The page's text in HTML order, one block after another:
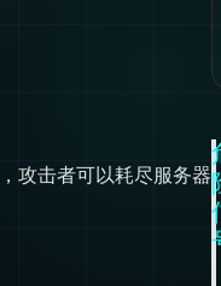
攻击者可以耗尽服务器